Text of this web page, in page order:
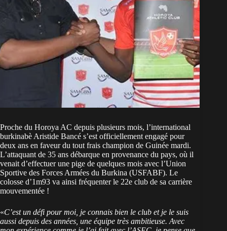
Proche du Horoya AC depuis plusieurs mois, l’international
burkinabè Aristide Bancé s’est officiellement engagé pour
deux ans en faveur du tout frais champion de Guinée mardi.
L’attaquant de 35 ans débarque en provenance du pays, où il
venait d’effectuer une pige de quelques mois avec l’Union
Sportive des Forces Armées du Burkina (USFABF). Le
colosse d’1m93 va ainsi fréquenter le 22e club de sa carrière
mouvementée !
«C’est un défi pour moi, je connais bien le club et je le suis
aussi depuis des années, une équipe très ambitieuse. Avec